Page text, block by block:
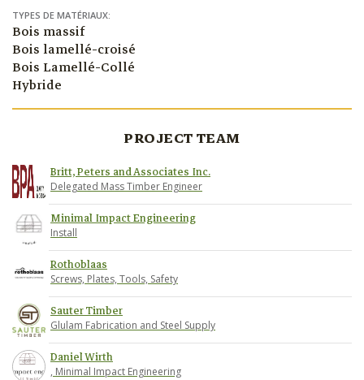
TYPES DE MATÉRIAUX:
Bois massif
Bois lamellé-croisé
Bois Lamellé-Collé
Hybride
PROJECT TEAM
Britt, Peters and Associates Inc.
Delegated Mass Timber Engineer
Minimal Impact Engineering
Install
Rothoblaas
Screws, Plates, Tools, Safety
Sauter Timber
Glulam Fabrication and Steel Supply
Daniel Wirth
, Minimal Impact Engineering